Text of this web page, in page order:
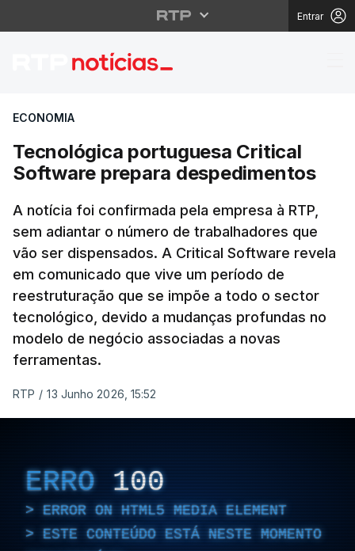
Entrar
Tecnológica
ECONOMIA
Tecnológica portuguesa Critical
Software prepara despedimentos
A notícia foi confirmada pela empresa à RTP,
sem adiantar o número de trabalhadores que
vão ser dispensados. A Critical Software revela
em comunicado que vive um período de
reestruturação que se impõe a todo o sector
tecnológico, devido a mudanças profundas no
modelo de negócio associadas a novas
ferramentas.
RTP / 13 Junho 2026, 15:52
ERRO 100
ERROR ON HTML5 MEDIA ELEMENT
ESTE CONTEÚDO ESTÁ NESTE MOMENTO